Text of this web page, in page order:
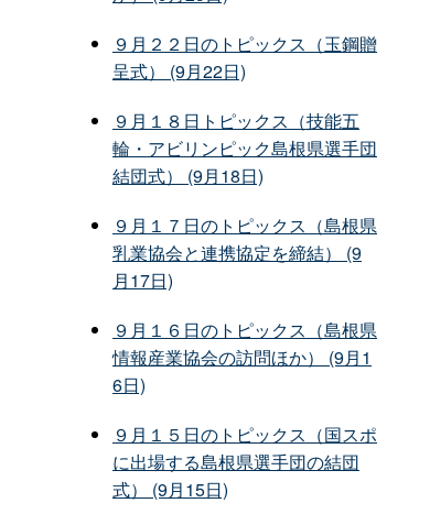
９月２２日のトピックス（玉鋼贈
呈式） (9月22日)
９月１８日トピックス（技能五
輪・アビリンピック島根県選手団
結団式） (9月18日)
９月１７日のトピックス（島根県
乳業協会と連携協定を締結） (9
月17日)
９月１６日のトピックス（島根県
情報産業協会の訪問ほか） (9月1
6日)
９月１５日のトピックス（国スポ
に出場する島根県選手団の結団
式） (9月15日)